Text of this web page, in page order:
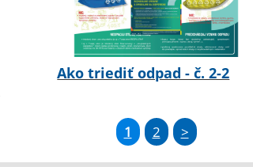
Ako triediť odpad - č. 2-2
1 2 >